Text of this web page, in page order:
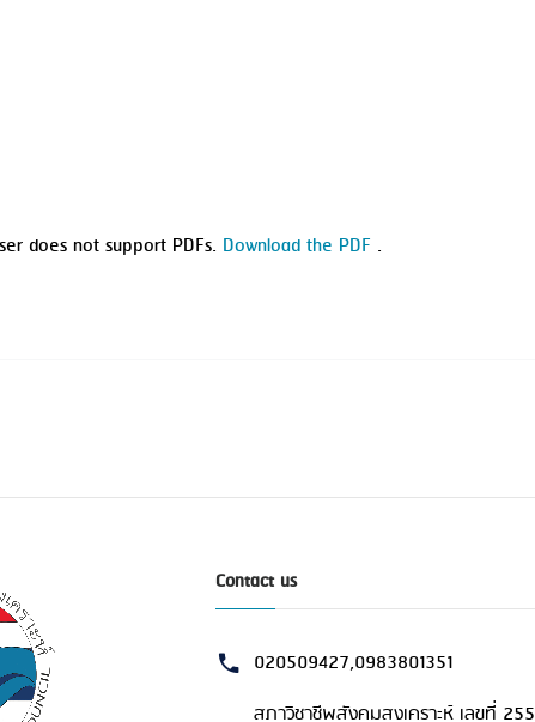
does not support PDFs. Download the PDF .
Contact us
020509427,0983801351
สภาวิชาชีพสังคมสงเคราะห์ เลขที่ 255